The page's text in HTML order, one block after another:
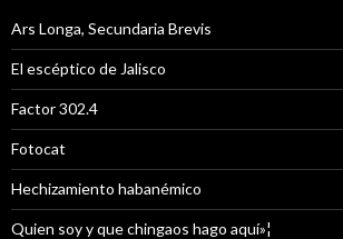
Ars Longa, Secundaria Brevis
El escéptico de Jalisco
Factor 302.4
Fotocat
Hechizamiento habanémico
Quien soy y que chingaos hago aquí»¦